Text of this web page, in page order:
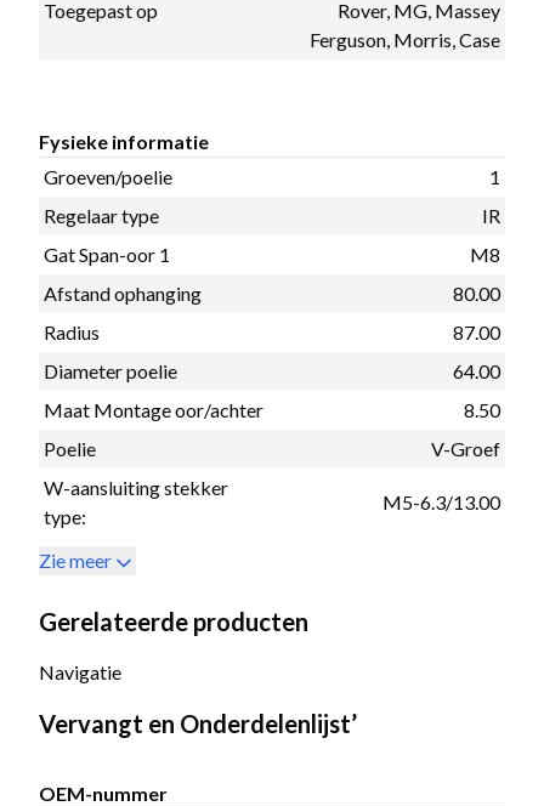
Toegepast op
Rover, MG, Massey
Ferguson, Morris, Case
Fysieke informatie
Groeven/poelie
1
Regelaar type
IR
Gat Span-oor 1
M8
Afstand ophanging
80.00
Radius
87.00
Diameter poelie
64.00
Maat Montage oor/achter
8.50
Poelie
V-Groef
W-aansluiting stekker
type:
M5-6.3/13.00
Zie meer
Gerelateerde producten
Navigatie
Vervangt en Onderdelenlijst’
OEM-nummer